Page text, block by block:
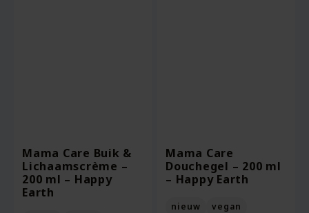
Mama Care Buik &
Lichaamscrème –
200 ml – Happy
Earth
Mama Care
Douchegel – 200 ml
– Happy Earth
nieuw vegan